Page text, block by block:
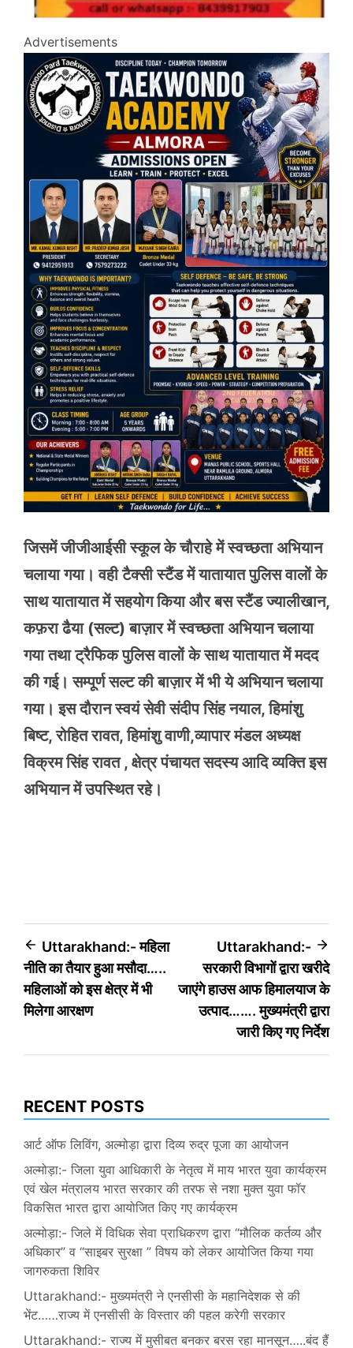
Advertisements
जिसमें जीजीआईसी स्कूल के चौराहे में स्वच्छता अभियान
चलाया गया। वही टैक्सी स्टैंड में यातायात पुलिस वालों के
साथ यातायात में सहयोग किया और बस स्टैंड ज्यालीखान,
कफ़रा ढैया (सल्ट) बाज़ार में स्वच्छता अभियान चलाया
गया तथा ट्रैफिक पुलिस वालों के साथ यातायात में मदद
की गई। सम्पूर्ण सल्ट की बाज़ार में भी ये अभियान चलाया
गया। इस दौरान स्वयं सेवी संदीप सिंह नयाल, हिमांशु
बिष्ट, रोहित रावत, हिमांशु वाणी,व्यापार मंडल अध्यक्ष
विक्रम सिंह रावत , क्षेत्र पंचायत सदस्य आदि व्यक्ति इस
अभियान में उपस्थित रहे।
Post
navigation
Uttarakhand:- महिला
नीति का तैयार हुआ मसौदा…..
महिलाओं को इस क्षेत्र में भी
मिलेगा आरक्षण
Uttarakhand:-
सरकारी विभागों द्वारा खरीदे
जाएंगे हाउस आफ हिमालयाज के
उत्पाद……. मुख्यमंत्री द्वारा
जारी किए गए निर्देश
RECENT POSTS
आर्ट ऑफ लिविंग, अल्मोड़ा द्वारा दिव्य रुद्र पूजा का आयोजन
अल्मोड़ा:- जिला युवा आधिकारी के नेतृत्व में माय भारत युवा कार्यक्रम
एवं खेल मंत्रालय भारत सरकार की तरफ से नशा मुक्त युवा फॉर
विकसित भारत द्वारा आयोजित किए गए कार्यक्रम
अल्मोड़ा:- जिले में विधिक सेवा प्राधिकरण द्वारा “मौलिक कर्तव्य और
अधिकार” व “साइबर सुरक्षा ” विषय को लेकर आयोजित किया गया
जागरुकता शिविर
Uttarakhand:- मुख्यमंत्री ने एनसीसी के महानिदेशक से की
भेंट……राज्य में एनसीसी के विस्तार की पहल करेगी सरकार
Uttarakhand:- राज्य में मुसीबत बनकर बरस रहा मानसून…..बंद हैं